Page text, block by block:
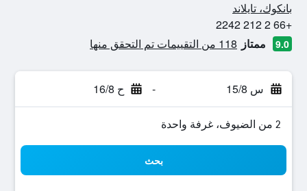
بانكوك، تايلاند
+66 2 212 2242
9.0 ممتاز 118 من التقييمات تم التحقق منها
س 15/8 - ح 16/8
2 من الضيوف، غرفة واحدة
بحث